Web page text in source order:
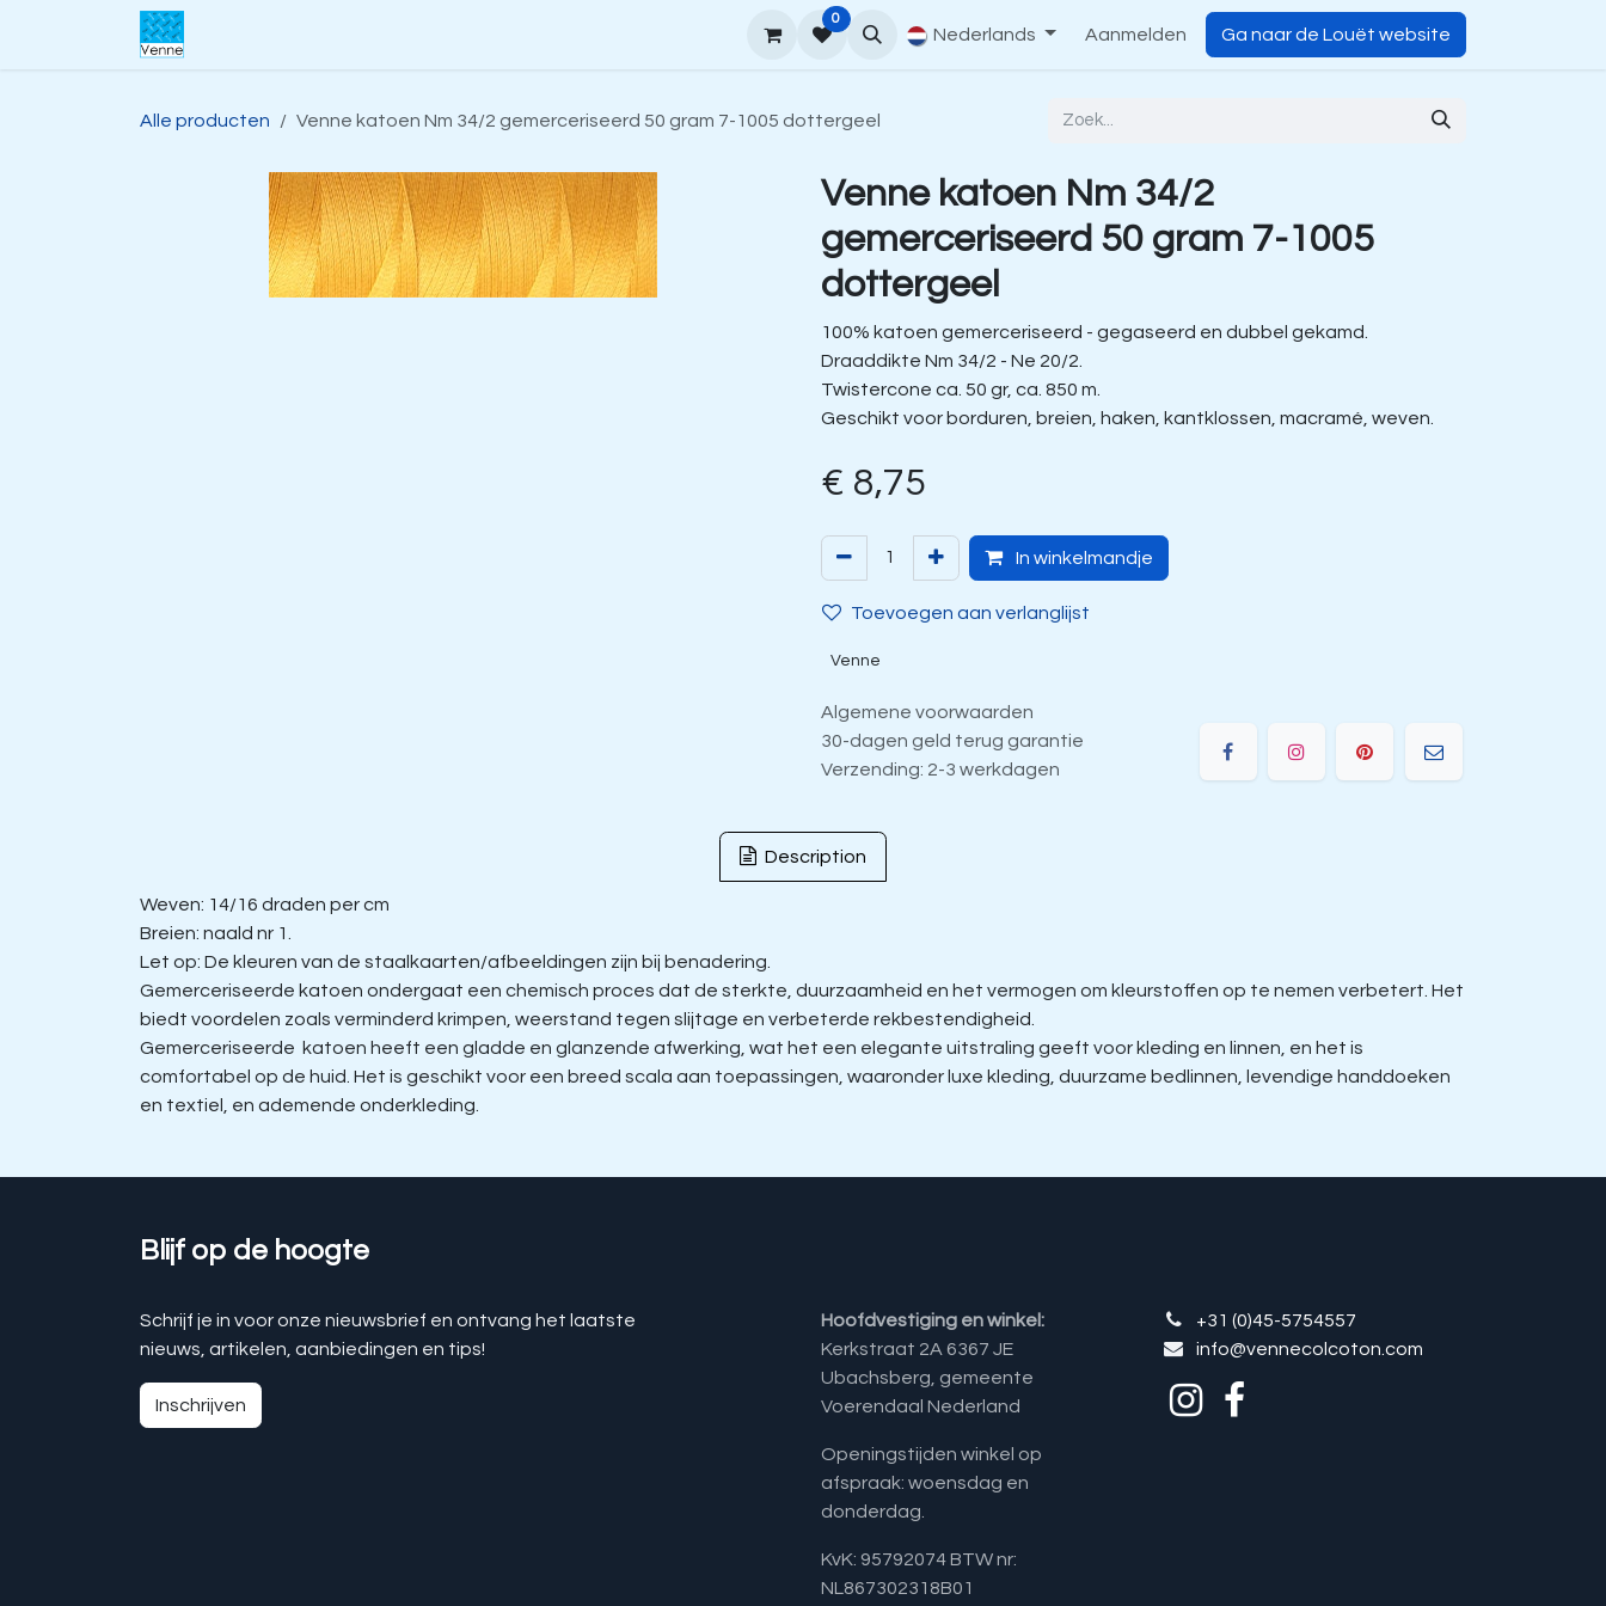
Overslaan naar inhoud
Hoe te bestellen Contact
0
Nederlands Aanmelden Ga naar de Louët website
Alle producten Venne katoen Nm 34/2 gemerceriseerd 50 gram 7-1005 dottergeel
Venne katoen Nm 34/2
gemerceriseerd 50 gram 7-1005
dottergeel
100% katoen gemerceriseerd - gegaseerd en dubbel gekamd.
Draaddikte Nm 34/2 - Ne 20/2.
Twistercone ca. 50 gr, ca. 850 m.
Geschikt voor borduren, breien, haken, kantklossen, macramé, weven.
€ 8,75
In winkelmandje
Toevoegen aan verlanglijst
Venne
Algemene voorwaarden
30-dagen geld terug garantie
Verzending: 2-3 werkdagen
Description
Weven: 14/16 draden per cm
Breien: naald nr 1.
Let op: De kleuren van de staalkaarten/afbeeldingen zijn bij benadering.
Gemerceriseerde katoen ondergaat een chemisch proces dat de sterkte, duurzaamheid en het vermogen om kleurstoffen op te nemen verbetert. Het
biedt voordelen zoals verminderd krimpen, weerstand tegen slijtage en verbeterde rekbestendigheid.
Gemerceriseerde katoen heeft een gladde en glanzende afwerking, wat het een elegante uitstraling geeft voor kleding en linnen, en het is
comfortabel op de huid. Het is geschikt voor een breed scala aan toepassingen, waaronder luxe kleding, duurzame bedlinnen, levendige handdoeken
en textiel, en ademende onderkleding.
Blijf op de hoogte
Schrijf je in voor onze nieuwsbrief en ontvang het laatste
nieuws, artikelen, aanbiedingen en tips!
Inschrijven
Hoofdvestiging en winkel:
Kerkstraat 2A 6367 JE
Ubachsberg, gemeente
Voerendaal Nederland
Openingstijden winkel op
afspraak: woensdag en
donderdag.
KvK: 95792074 BTW nr:
NL867302318B01
+31 (0)45-5754557
info@vennecolcoton.com